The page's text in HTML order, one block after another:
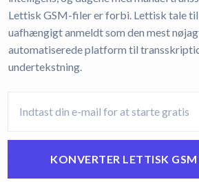
Lettisk GSM-filer er forbi. Lettisk tale
uafhængigt anmeldt som den mest
automatiserede platform til
undertekstning.
KONVERTER LETTISK